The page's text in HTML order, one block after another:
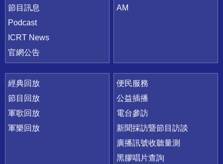
節目訊息
Podcast
ICRT News
官網公告
AM
經典回放
節目回放
軍歌回放
軍樂回放
便民服務
公益插播
電台參訪
新聞採訪暨節目訪談
廣播訊號收聽量測
黑膠唱片查詢